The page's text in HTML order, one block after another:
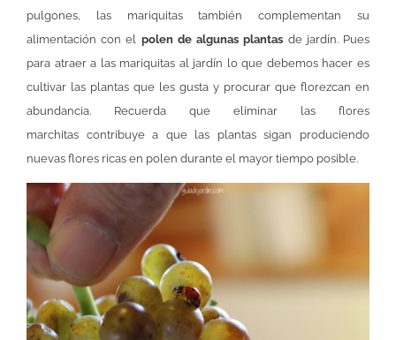
pulgones, las mariquitas también complementan su
alimentación con el polen de algunas plantas de jardín. Pues
para atraer a las mariquitas al jardín lo que debemos hacer es
cultivar las plantas que les gusta y procurar que florezcan en
abundancia. Recuerda que eliminar las flores
marchitas contribuye a que las plantas sigan produciendo
nuevas flores ricas en polen durante el mayor tiempo posible.